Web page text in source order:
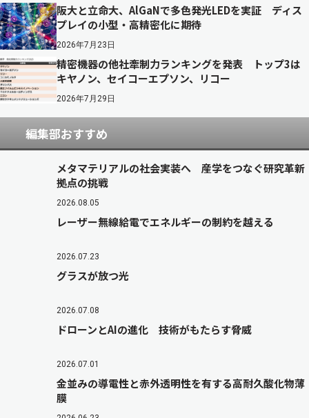
阪大と立命大、AlGaNで多色発光LEDを実証 ディス
プレイの小型・高精密化に期待
2026年7月23日
精密機器の他社牽制力ランキングを発表 トップ3は
キヤノン、セイコーエプソン、リコー
2026年7月29日
編集部おすすめ
メタマテリアルの社会実装へ 産学をつなぐ研究革新
拠点の挑戦
2026.08.05
レーザー無線給電でエネルギーの制約を越える
2026.07.23
グラスが放つ光
2026.07.08
ドローンとAIの進化 技術がもたらす脅威
2026.07.01
金並みの導電性と赤外透明性を有する高耐久酸化物薄
膜